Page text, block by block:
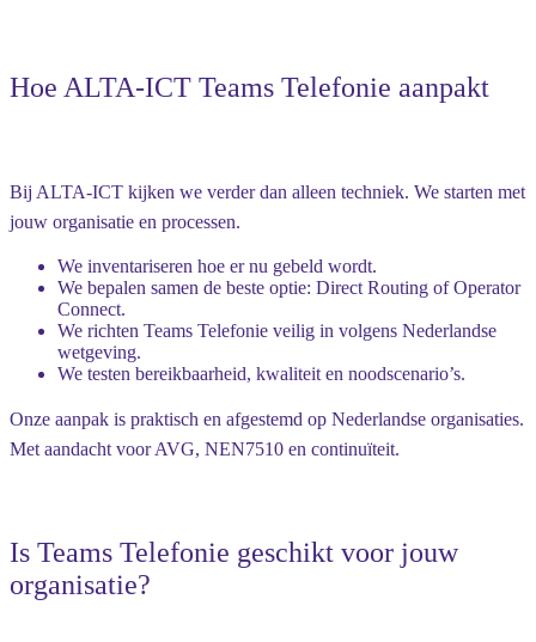
Hoe ALTA-ICT Teams Telefonie aanpakt
Bij ALTA-ICT kijken we verder dan alleen techniek. We starten met
jouw organisatie en processen.
We inventariseren hoe er nu gebeld wordt.
We bepalen samen de beste optie: Direct Routing of Operator
Connect.
We richten Teams Telefonie veilig in volgens Nederlandse
wetgeving.
We testen bereikbaarheid, kwaliteit en noodscenario’s.
Onze aanpak is praktisch en afgestemd op Nederlandse organisaties.
Met aandacht voor AVG, NEN7510 en continuïteit.
Is Teams Telefonie geschikt voor jouw
organisatie?